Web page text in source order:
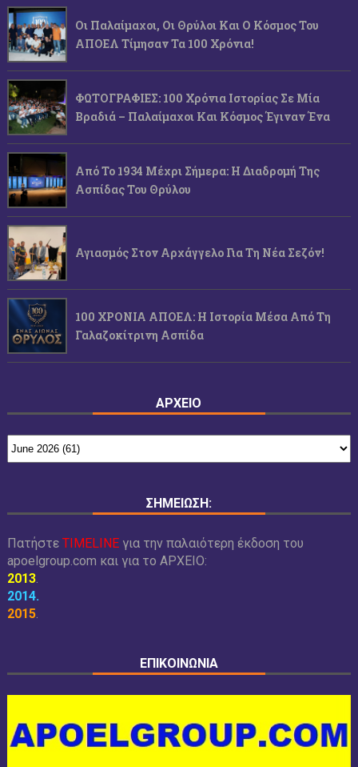
Οι Παλαίμαχοι, Οι Θρύλοι Και Ο Κόσμος Του
ΑΠΟΕΛ Τίμησαν Τα 100 Χρόνια!
ΦΩΤΟΓΡΑΦΙΕΣ: 100 Χρόνια Ιστορίας Σε Μία
Βραδιά – Παλαίμαχοι Και Κόσμος Έγιναν Ένα
Από Το 1934 Μέχρι Σήμερα: Η Διαδρομή Της
Ασπίδας Του Θρύλου
Αγιασμός Στον Αρχάγγελο Για Τη Νέα Σεζόν!
100 ΧΡΟΝΙΑ ΑΠΟΕΛ: Η Ιστορία Μέσα Από Τη
Γαλαζοκίτρινη Ασπίδα
ΑΡΧΕΙΟ
ΣΗΜΕΙΩΣΗ:
Πατήστε TIMELINEγια την παλαιότερη έκδοση του
apoelgroup.com και για το ΑΡΧΕΙΟ:
2013.
2014.
2015.
ΕΠΙΚΟΙΝΩΝΙΑ